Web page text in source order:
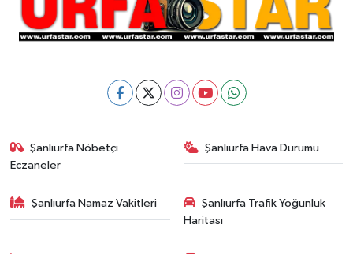
Şanlıurfa Nöbetçi
Eczaneler
Şanlıurfa Hava Durumu
Şanlıurfa Namaz Vakitleri
Şanlıurfa Trafik Yoğunluk
Haritası